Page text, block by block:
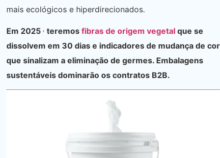
mais ecológicos e hiperdirecionados.
Em 2025 , teremos fibras de origem vegetal que se
dissolvem em 30 dias e indicadores de mudança de cor
que sinalizam a eliminação de germes. Embalagens
sustentáveis ​​dominarão os contratos B2B.